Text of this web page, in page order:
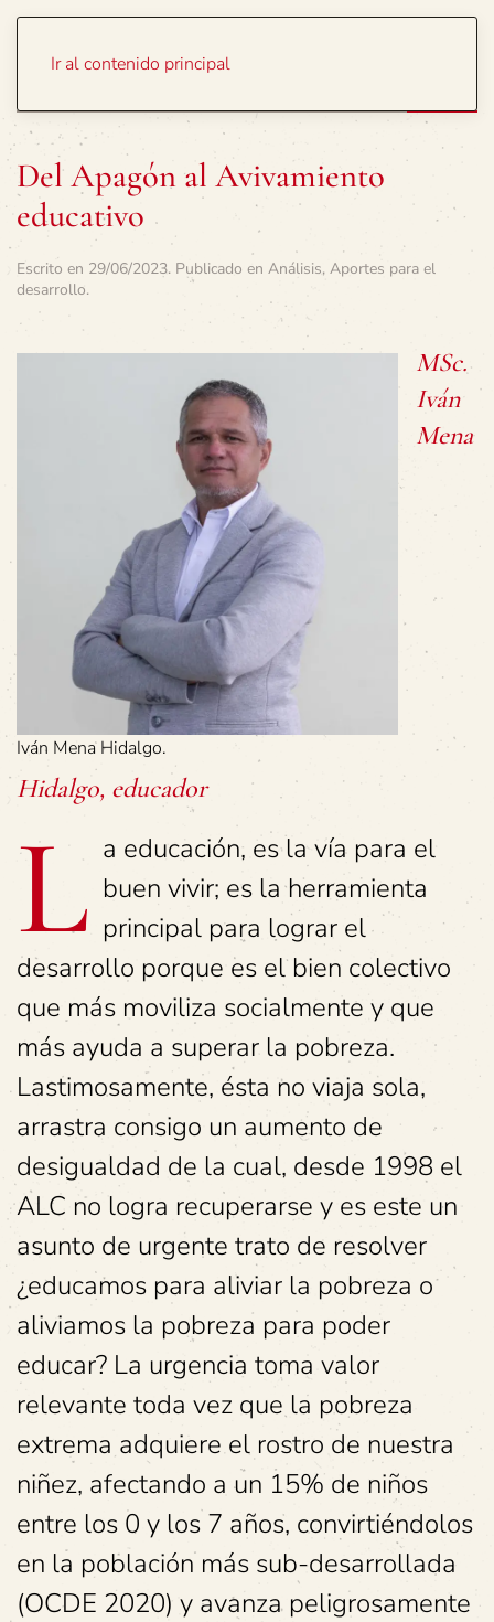
Ir al contenido principal
Del Apagón al Avivamiento
educativo
Escrito en 29/06/2023. Publicado en Análisis, Aportes para el
desarrollo.
Iván Mena Hidalgo.
MSc.
Iván
Mena
Hidalgo, educador
L a educación, es la vía para el
buen vivir; es la herramienta
principal para lograr el
desarrollo porque es el bien colectivo
que más moviliza socialmente y que
más ayuda a superar la pobreza.
Lastimosamente, ésta no viaja sola,
arrastra consigo un aumento de
desigualdad de la cual, desde 1998 el
ALC no logra recuperarse y es este un
asunto de urgente trato de resolver
¿educamos para aliviar la pobreza o
aliviamos la pobreza para poder
educar? La urgencia toma valor
relevante toda vez que la pobreza
extrema adquiere el rostro de nuestra
niñez, afectando a un 15% de niños
entre los 0 y los 7 años, convirtiéndolos
en la población más sub-desarrollada
(OCDE 2020) y avanza peligrosamente